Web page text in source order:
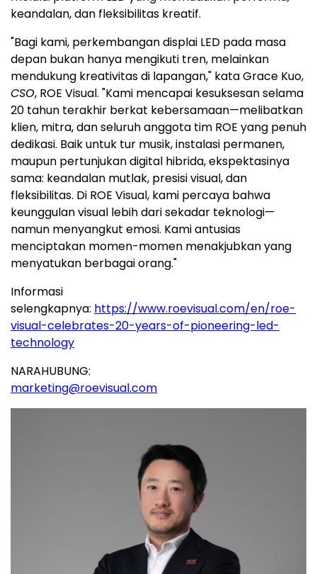
keandalan, dan fleksibilitas kreatif.
"Bagi kami, perkembangan displai LED pada masa
depan bukan hanya mengikuti tren, melainkan
mendukung kreativitas di lapangan," kata Grace Kuo,
CSO, ROE Visual. "Kami mencapai kesuksesan selama
20 tahun terakhir berkat kebersamaan—melibatkan
klien, mitra, dan seluruh anggota tim ROE yang penuh
dedikasi. Baik untuk tur musik, instalasi permanen,
maupun pertunjukan digital hibrida, ekspektasinya
sama: keandalan mutlak, presisi visual, dan
fleksibilitas. Di ROE Visual, kami percaya bahwa
keunggulan visual lebih dari sekadar teknologi—
namun menyangkut emosi. Kami antusias
menciptakan momen-momen menakjubkan yang
menyatukan berbagai orang."
Informasi
selengkapnya: https://www.roevisual.com/en/roe-
visual-celebrates-20-years-of-pioneering-led-
technology
NARAHUBUNG:
marketing@roevisual.com